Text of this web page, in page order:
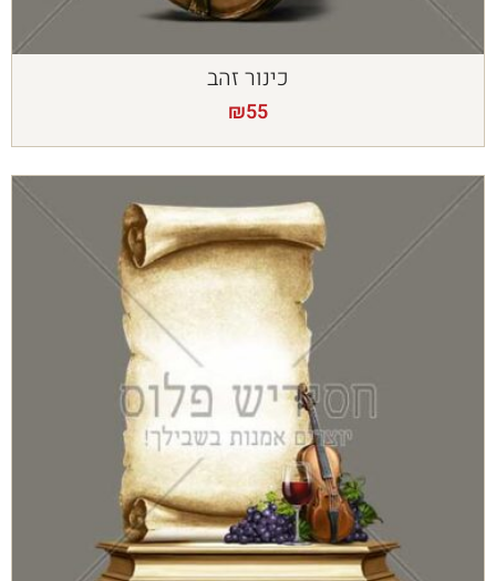
כינור זהב
₪55